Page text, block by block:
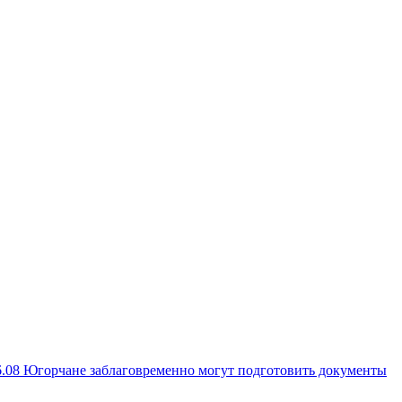
Югорчане заблаговременно могут подготовить документы